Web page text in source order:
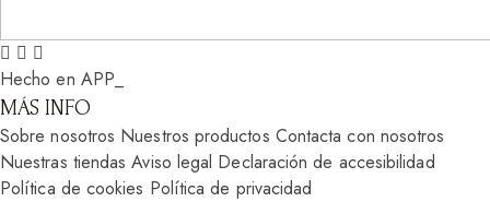
Hecho en APP_
MÁS INFO
Sobre nosotros Nuestros productos Contacta con nosotros
Nuestras tiendas Aviso legal Declaración de accesibilidad
Política de cookies Política de privacidad